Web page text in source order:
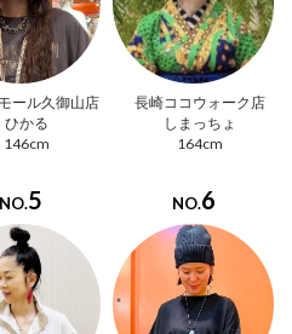
ール久御山店
ひかる
146cm
長崎ココウォーク店
しまっちょ
164cm
NO.5 NO.6